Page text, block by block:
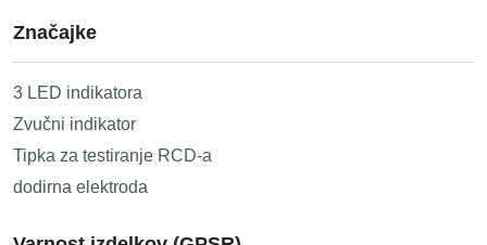
Značajke
3 LED indikatora
Zvučni indikator
Tipka za testiranje RCD-a
dodirna elektroda